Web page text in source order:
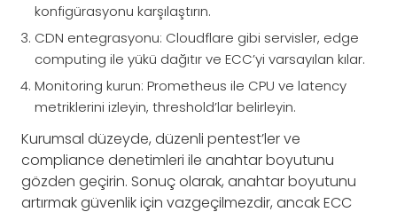
konfigürasyonu karşılaştırın.
CDN entegrasyonu: Cloudflare gibi servisler, edge
computing ile yükü dağıtır ve ECC’yi varsayılan kılar.
Monitoring kurun: Prometheus ile CPU ve latency
metriklerini izleyin, threshold’lar belirleyin.
Kurumsal düzeyde, düzenli pentest’ler ve
compliance denetimleri ile anahtar boyutunu
gözden geçirin. Sonuç olarak, anahtar boyutunu
artırmak güvenlik için vazgeçilmezdir, ancak ECC